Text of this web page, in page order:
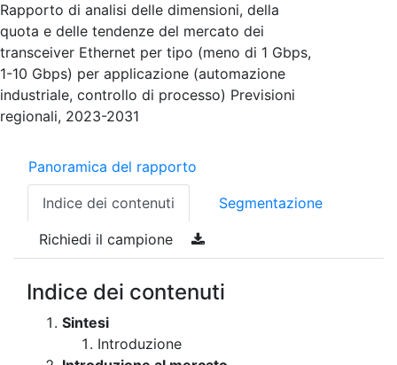
Rapporto di analisi delle dimensioni, della
quota e delle tendenze del mercato dei
transceiver Ethernet per tipo (meno di 1 Gbps,
1-10 Gbps) per applicazione (automazione
industriale, controllo di processo) Previsioni
regionali, 2023-2031
Panoramica del rapporto
Indice dei contenuti Segmentazione
Richiedi il campione
Indice dei contenuti
Sintesi
Introduzione